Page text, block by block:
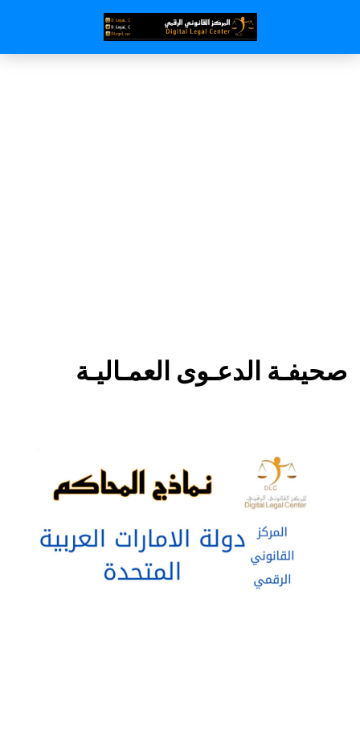
صحيفـة الدعـوى العمـاليـة